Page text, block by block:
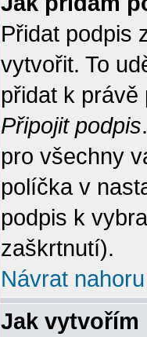
Přidat podpis
vytvořit. To
přidat k
Připojit podpis
pro všechny
políčka v
podpis k
zaškrtnutí).
Návrat nahoru
Jak vytvořím